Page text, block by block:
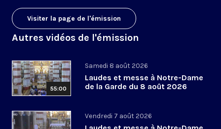
Visiter la page de l'émission
Autres vidéos de l'émission
55:00
Samedi 8 août 2026
Laudes et messe à Notre-Dame
de la Garde du 8 août 2026
Vendredi 7 août 2026